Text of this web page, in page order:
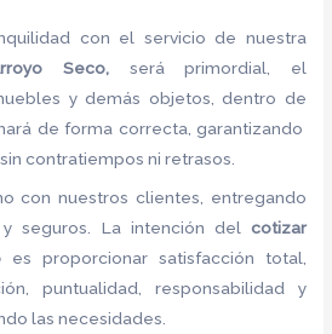
con el servicio de nuestra
Seco, será primordial, el
y demás objetos, dentro de
de forma correcta, garantizando
contratiempos ni retrasos.
con nuestros clientes, entregando
seguros. La intención del cotizar
es proporcionar satisfacción total,
puntualidad, responsabilidad y
las necesidades.